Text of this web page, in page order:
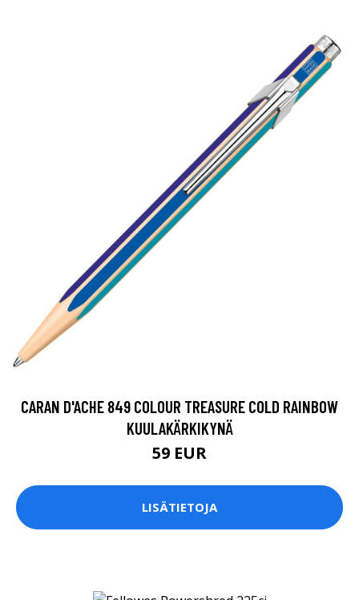
CARAN D'ACHE 849 COLOUR TREASURE COLD RAINBOW
KUULAKÄRKIKYNÄ
59 EUR
LISÄTIETOJA